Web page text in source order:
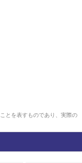
とを表すものであり、実際の